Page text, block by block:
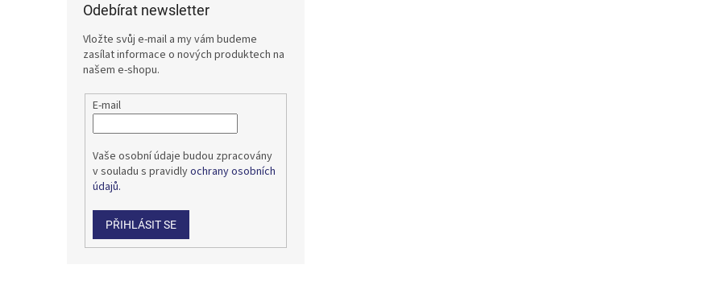
Odebírat newsletter
Vložte svůj e-mail a my vám budeme
zasílat informace o nových produktech na
našem e-shopu.
E-mail
Vaše osobní údaje budou zpracovány
v souladu s pravidlyochrany osobních
údajů.
PŘIHLÁSIT SE